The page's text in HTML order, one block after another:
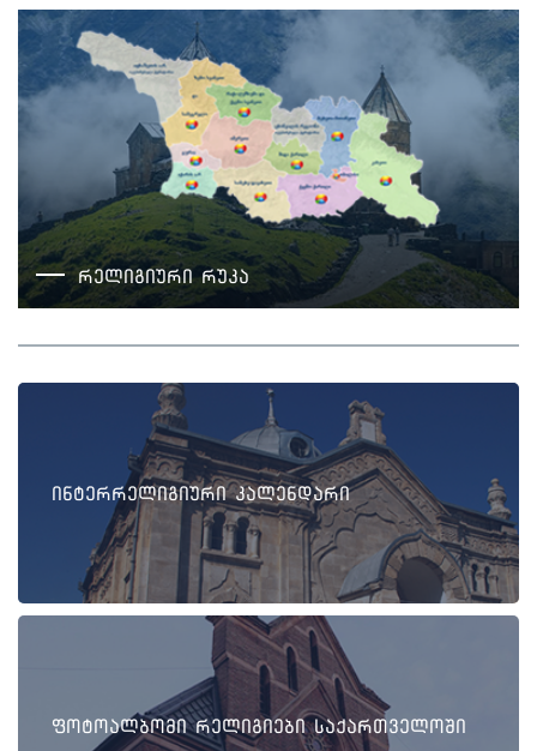
რელიგიური რუკა
ინტერრელიგიური კალენდარი
ფოტოალბომი რელიგიები საქართველოში